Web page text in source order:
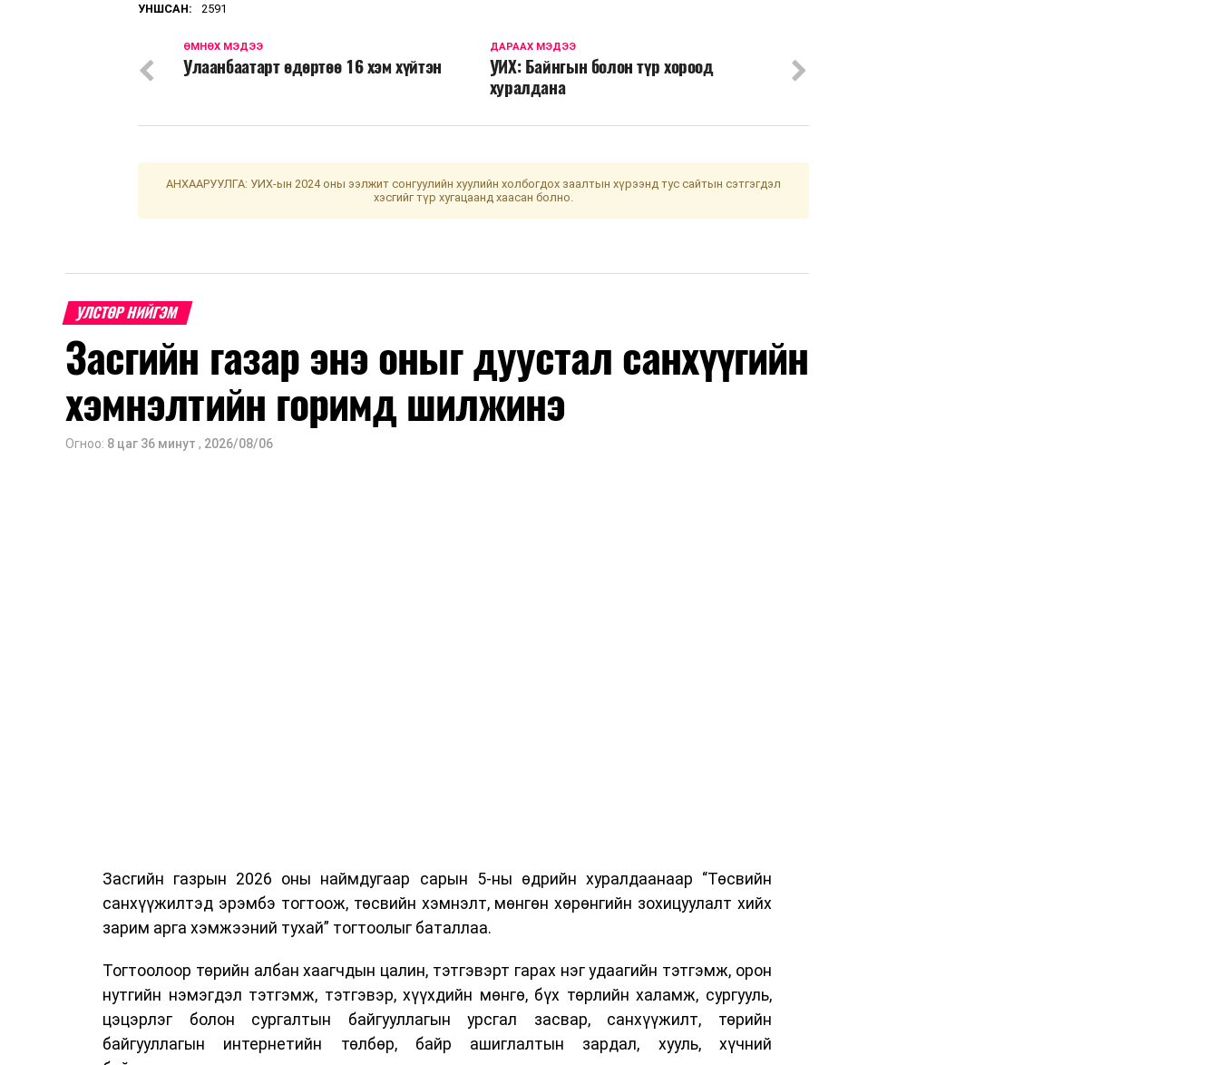
УНШСАН: 2591
ДАРААХ МЭДЭЭ
УИХ: Байнгын болон түр хороод
хуралдана
ӨМНӨХ МЭДЭЭ
Улаанбаатарт өдөртөө 16 хэм хүйтэн
АНХААРУУЛГА: УИХ-ын 2024 оны ээлжит сонгуулийн хуулийн холбогдох заалтын хүрээнд тус сайтын сэтгэгдэл
хэсгийг түр хугацаанд хаасан болно.
УЛСТӨР НИЙГЭМ
Засгийн газар энэ оныг дуустал санхүүгийн
хэмнэлтийн горимд шилжинэ
Огноо: 8 цаг 36 минут , 2026/08/06
Засгийн газрын 2026 оны наймдугаар сарын 5-ны өдрийн хуралдаанаар “Төсвийн
санхүүжилтэд эрэмбэ тогтоож, төсвийн хэмнэлт, мөнгөн хөрөнгийн зохицуулалт хийх
зарим арга хэмжээний тухай” тогтоолыг баталлаа.
Тогтоолоор төрийн албан хаагчдын цалин, тэтгэвэрт гарах нэг удаагийн тэтгэмж, орон
нутгийн нэмэгдэл тэтгэмж, тэтгэвэр, хүүхдийн мөнгө, бүх төрлийн халамж, сургууль,
цэцэрлэг болон сургалтын байгууллагын урсгал засвар, санхүүжилт, төрийн
байгууллагын интернетийн төлбөр, байр ашиглалтын зардал, хууль, хүчний